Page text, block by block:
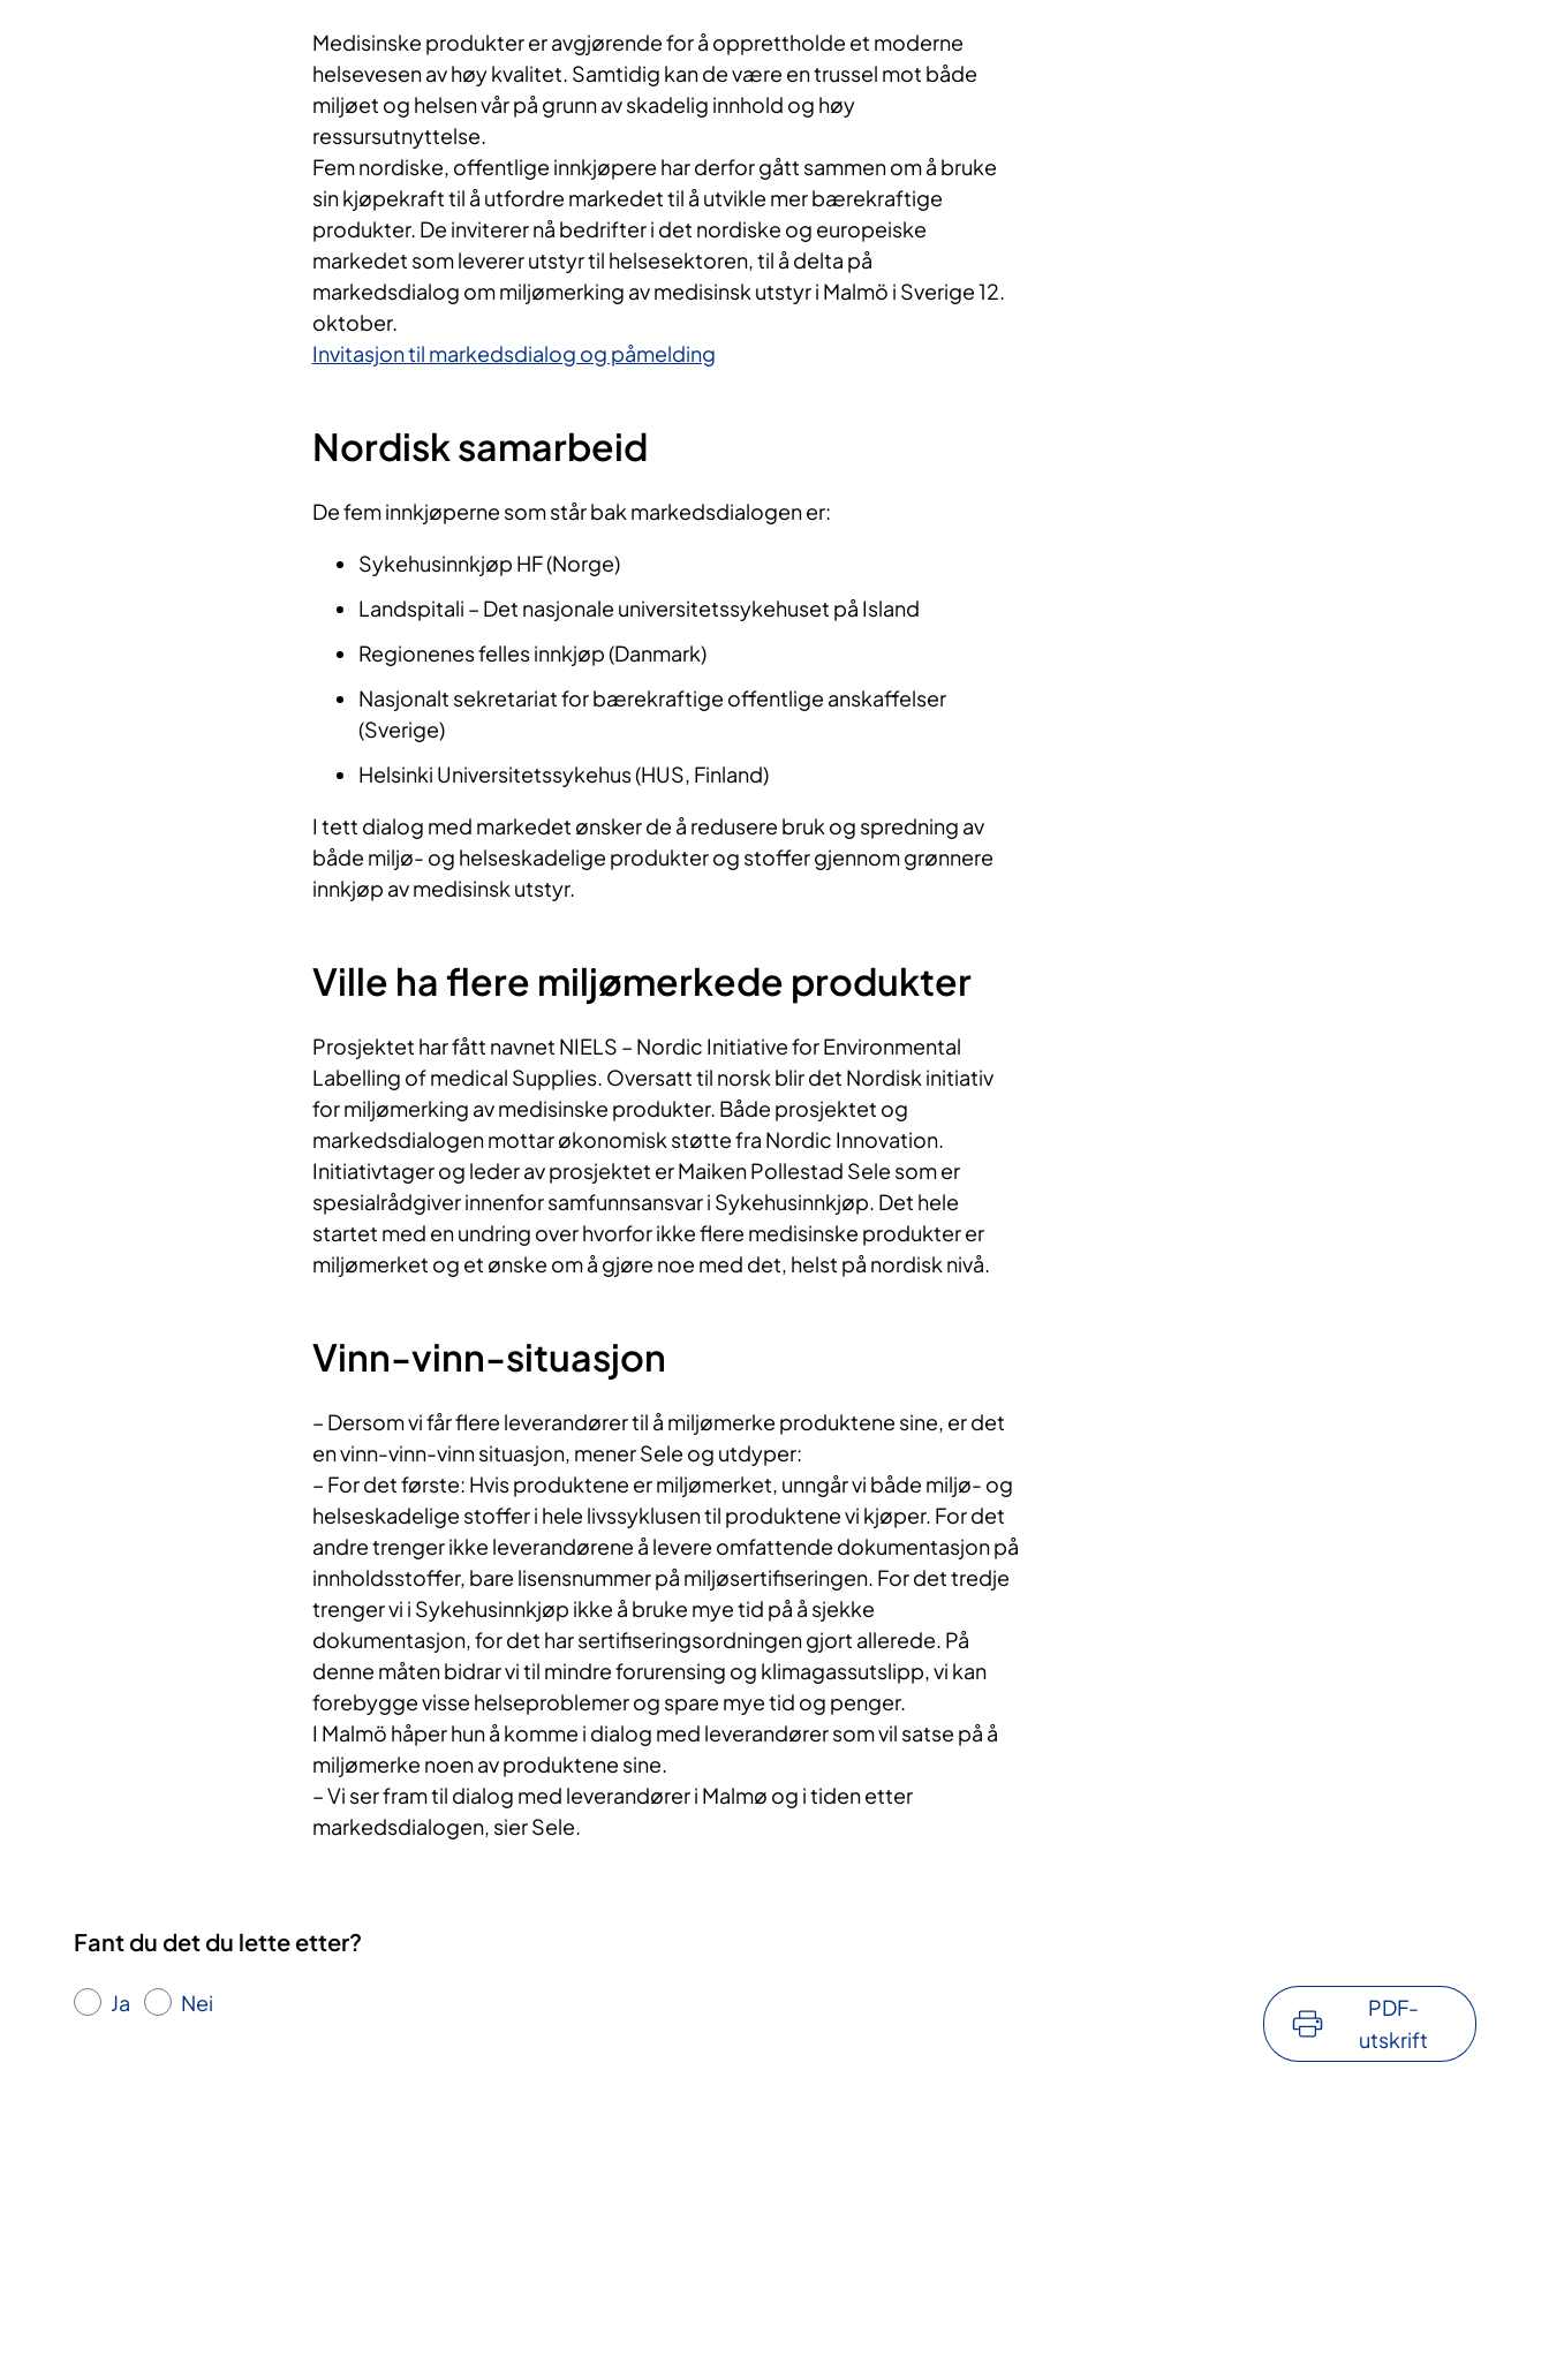
Medisinske produkter er avgjørende for å opprettholde et moderne
helsevesen av høy kvalitet. Samtidig kan de være en trussel mot både
miljøet og helsen vår på grunn av skadelig innhold og høy
ressursutnyttelse.
Fem nordiske, offentlige innkjøpere har derfor gått sammen om å bruke
sin kjøpekraft til å utfordre markedet til å utvikle mer bærekraftige
produkter. De inviterer nå bedrifter i det nordiske og europeiske
markedet som leverer utstyr til helsesektoren, til å delta på
markedsdialog om miljømerking av medisinsk utstyr i Malmö i Sverige 12.
oktober.
Invitasjon til markedsdialog og påmelding
Nordisk samarbeid
De fem innkjøperne som står bak markedsdialogen er:
Sykehusinnkjøp HF (Norge)
Landspitali – Det nasjonale universitetssykehuset på Island
Regionenes felles innkjøp (Danmark)
Nasjonalt sekretariat for bærekraftige offentlige anskaffelser
(Sverige)
Helsinki Universitetssykehus (HUS, Finland)
I tett dialog med markedet ønsker de å redusere bruk og spredning av
både miljø- og helseskadelige produkter og stoffer gjennom grønnere
innkjøp av medisinsk utstyr.
Ville ha flere miljømerkede produkter
Prosjektet har fått navnet NIELS – Nordic Initiative for Environmental
Labelling of medical Supplies. Oversatt til norsk blir det Nordisk initiativ
for miljømerking av medisinske produkter. Både prosjektet og
markedsdialogen mottar økonomisk støtte fra Nordic Innovation.
Initiativtager og leder av prosjektet er Maiken Pollestad Sele som er
spesialrådgiver innenfor samfunnsansvar i Sykehusinnkjøp. Det hele
startet med en undring over hvorfor ikke flere medisinske produkter er
miljømerket og et ønske om å gjøre noe med det, helst på nordisk nivå.
Vinn-vinn-situasjon
– Dersom vi får flere leverandører til å miljømerke produktene sine, er det
en vinn-vinn-vinn situasjon, mener Sele og utdyper:
– For det første: Hvis produktene er miljømerket, unngår vi både miljø- og
helseskadelige stoffer i hele livssyklusen til produktene vi kjøper. For det
andre trenger ikke leverandørene å levere omfattende dokumentasjon på
innholdsstoffer, bare lisensnummer på miljøsertifiseringen. For det tredje
trenger vi i Sykehusinnkjøp ikke å bruke mye tid på å sjekke
dokumentasjon, for det har sertifiseringsordningen gjort allerede. På
denne måten bidrar vi til mindre forurensing og klimagassutslipp, vi kan
forebygge visse helseproblemer og spare mye tid og penger.
I Malmö håper hun å komme i dialog med leverandører som vil satse på å
miljømerke noen av produktene sine.
– Vi ser fram til dialog med leverandører i Malmø og i tiden etter
markedsdialogen, sier Sele.
Fant du det du lette etter?
Ja Nei
PDF-
utskrift